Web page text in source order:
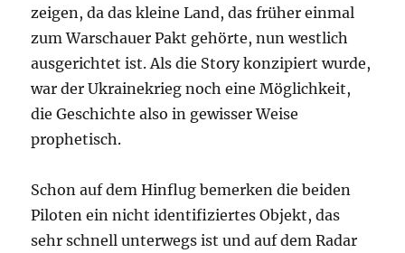
zeigen, da das kleine Land, das früher einmal
zum Warschauer Pakt gehörte, nun westlich
ausgerichtet ist. Als die Story konzipiert wurde,
war der Ukrainekrieg noch eine Möglichkeit,
die Geschichte also in gewisser Weise
prophetisch.
Schon auf dem Hinflug bemerken die beiden
Piloten ein nicht identifiziertes Objekt, das
sehr schnell unterwegs ist und auf dem Radar